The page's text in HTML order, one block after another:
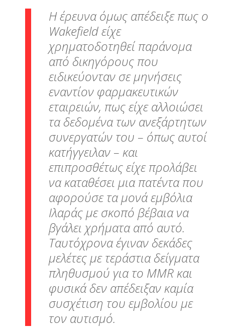
H έρευνα όμως απέδειξε πως ο
Wakefield είχε
χρηματοδοτηθεί παράνομα
από δικηγόρους που
ειδικεύονταν σε μηνήσεις
εναντίον φαρμακευτικών
εταιρειών, πως είχε αλλοιώσει
τα δεδομένα των ανεξάρτητων
συνεργατών του – όπως αυτοί
κατήγγειλαν – και
επιπροσθέτως είχε προλάβει
να καταθέσει μια πατέντα που
αφορούσε τα μονά εμβόλια
Ιλαράς με σκοπό βέβαια να
βγάλει χρήματα από αυτό.
Ταυτόχρονα έγιναν δεκάδες
μελέτες με τεράστια δείγματα
πληθυσμού για το MMR και
φυσικά δεν απέδειξαν καμία
συσχέτιση του εμβολίου με
τον αυτισμό.